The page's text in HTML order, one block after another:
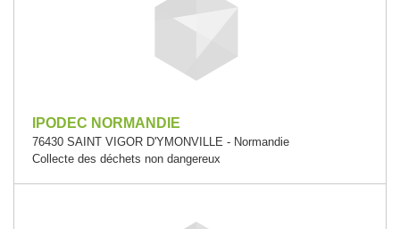
IPODEC NORMANDIE
76430 SAINT VIGOR D'YMONVILLE - Normandie
Collecte des déchets non dangereux